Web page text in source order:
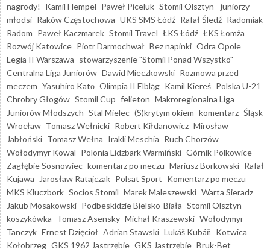
nagrody!
Kamil Hempel Paweł Piceluk Stomil Olsztyn - juniorzy
młodsi Raków Częstochowa UKS SMS Łódź Rafał Śledź Radomiak
Radom Paweł Kaczmarek Stomil Travel ŁKS Łódź ŁKS Łomża
Rozwój Katowice Piotr Darmochwał Bez napinki Odra Opole
Legia II Warszawa stowarzyszenie "Stomil Ponad Wszystko"
Centralna Liga Juniorów Dawid Mieczkowski Rozmowa przed
meczem Yasuhiro Katō Olimpia II Elbląg Kamil Kiereś Polska U-21
Chrobry Głogów Stomil Cup felieton Makroregionalna Liga
Juniorów Młodszych Stal Mielec (S)krytym okiem komentarz Śląsk
Wrocław Tomasz Wełnicki Robert Kiłdanowicz Mirosław
Jabłoński Tomasz Wełna Irakli Meschia Ruch Chorzów
Wołodymyr Kowal Polonia Lidzbark Warmiński Górnik Polkowice
Zagłębie Sosnowiec komentarz po meczu Mariusz Borkowski Rafał
Kujawa
Jarosław Ratajczak Polsat Sport Komentarz po meczu
MKS Kluczbork Socios Stomil Marek Maleszewski Warta Sieradz
Jakub Mosakowski Podbeskidzie Bielsko-Biała Stomil Olsztyn -
koszykówka Tomasz Asensky Michał Kraszewski Wołodymyr
Tanczyk Ernest Dzięcioł Adrian Stawski Lukáš Kubáň Kotwica
Kołobrzeg GKS 1962 Jastrzębie GKS Jastrzębie Bruk-Bet